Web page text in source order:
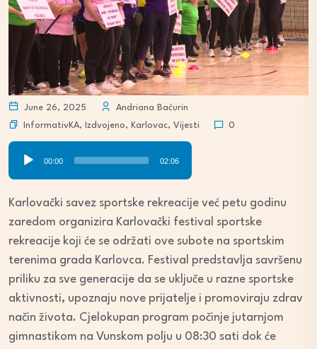
June 26, 2025
Andriana Baćurin
InformativKA, Izdvojeno, Karlovac, Vijesti 0
00:00 02:06
Karlovački savez sportske rekreacije već petu godinu
zaredom organizira Karlovački festival sportske
rekreacije koji će se održati ove subote na sportskim
terenima grada Karlovca. Festival predstavlja savršenu
priliku za sve generacije da se uključe u razne sportske
aktivnosti, upoznaju nove prijatelje i promoviraju zdrav
način života. Cjelokupan program počinje jutarnjom
gimnastikom na Vunskom polju u 08:30 sati dok će